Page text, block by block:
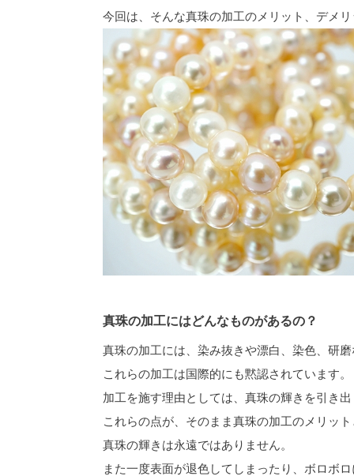
今回は、そんな真珠の加工のメリット、デメ
真珠の加工にはどんなものがあるの？
真珠の加工には、染み抜きや漂白、染色、研
これらの加工は国際的にも黙認されています。
加工を施す理由としては、真珠の輝きを引き
これらの点が、そのまま真珠の加工のメリッ
真珠の輝きは永遠ではありません。
また一度表面が退色してしまったり、ボロボ